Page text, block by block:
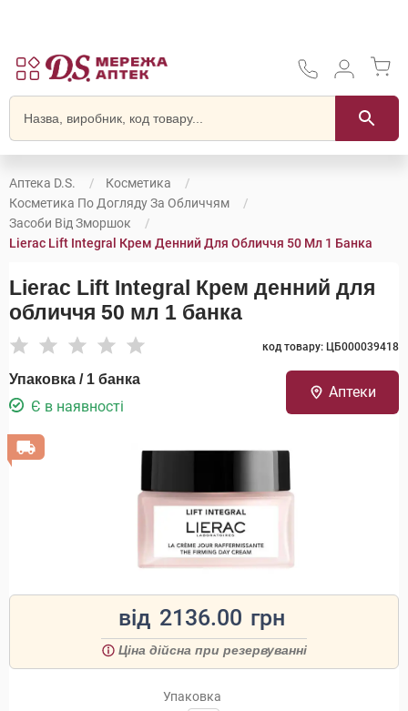
Аптека D.S.
Косметика
Косметика По Догляду За Обличчям
Засоби Від Зморшок
Lierac Lift Integral Крем Денний Для Обличчя 50 Мл 1 Банка
Lierac Lift Integral Крем денний для
обличчя 50 мл 1 банка
код товару: ЦБ000039418
Упаковка / 1 банка
Є в наявності
Аптеки
від 2136.00 грн
Ціна дійсна при резервуванні
Упаковка